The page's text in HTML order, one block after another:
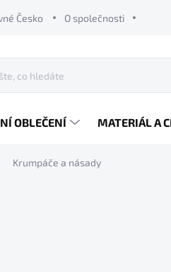
Česko O společnosti
OBLEČENÍ MATERIÁL A
Krumpáče a násady